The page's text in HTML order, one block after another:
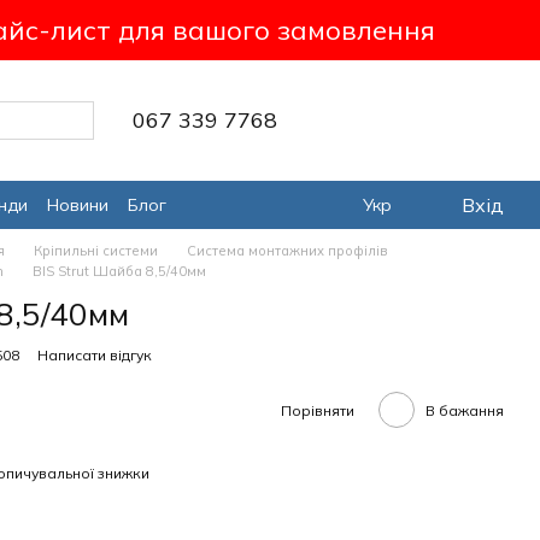
лист для вашого замовлення
067 339 7768
Новини
Блог
Укр Вхід
Кріпильні системи
Система монтажних профілів
BIS Strut Шайба 8,5/40мм
40мм
Написати відгук
Порівняти В бажання
знижки